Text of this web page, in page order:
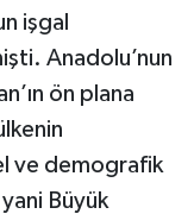
işgal
Anadolu’nun
ön plana
ve demografik
Büyük